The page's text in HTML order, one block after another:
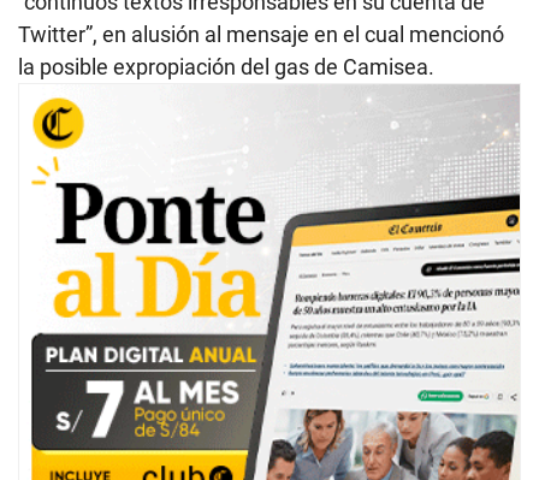
Twitter”, en alusión al mensaje en el cual mencionó
la posible expropiación del gas de Camisea.